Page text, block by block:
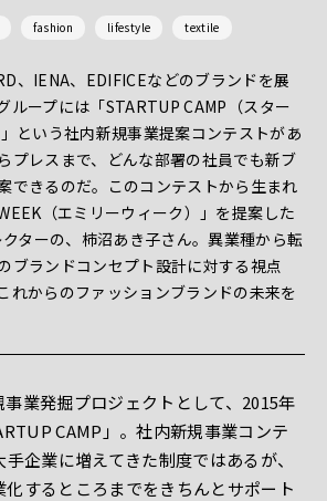
fashion lifestyle textile
、IENA、EDIFICEなどのブランドを展
ループには「STARTUP CAMP（スター
という社内新規事業提案コンテストがあ
プレスまで、どんな部署の社員でも新ブ
できるのだ。このコンテストから生まれ
（エミリーウィーク）」を提案した
ターの、柿沼あき子さん。異業種から転
ブランドコンセプト設計に対する視点
れからのファッションブランドの未来を
業発掘プロジェクトとして、2015年
CAMP」。社内新規事業コンテ
企業に増えてきた制度ではあるが、
するところまでをきちんとサポート